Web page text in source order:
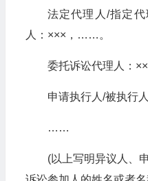
法定代理人/指定
人：×××，……。
委托诉讼代理人：
申请执行人/被执行
……
(以上写明异议人、